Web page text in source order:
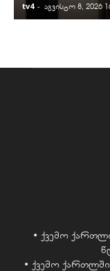
tv4 - აგვისტო 8, 2026
• ქვემო
• ქვემო